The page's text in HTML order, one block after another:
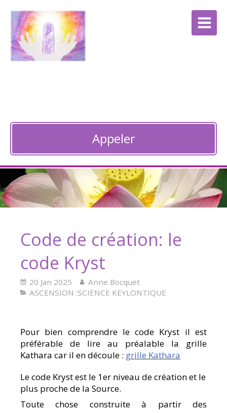
Appeler
Code de création: le
code Kryst
20 Jan 2025
Anne Bocquet
ASCENSION :SCIENCE KEYLONTIQUE
Pour bien comprendre le code Kryst il est
préférable de lire au préalable la grille
Kathara car il en découle : grille Kathara
Le code Kryst est le 1er niveau de création et le
plus proche de la Source.
Toute chose construite à partir des